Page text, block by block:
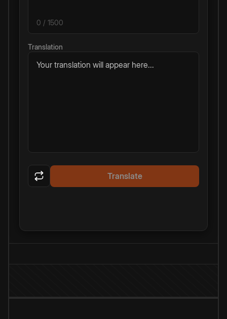
0 / 1500
Translation
Your translation will appear here...
Translate